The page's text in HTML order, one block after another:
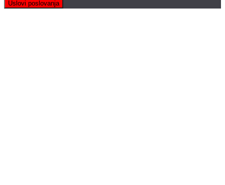
Uslovi poslovanja